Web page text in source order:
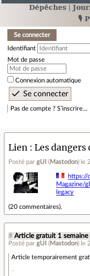
Dépêches
🎙️
Se connecter
Identifiant
Mot de passe
Connexion automatique
Pas de compte ? S’inscrire…
Lien Les dangers
Posté par gUI ( Mastodon) le
https://
Magazine/
legacy
(20 commentaires).
# Article gratuit 1 semaine
Posté par gUI ( Mastodon) le
Article temporairement